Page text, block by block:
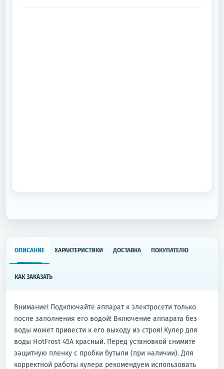
ОПИСАНИЕ ХАРАКТЕРИСТИКИ ДОСТАВКА ПОКУПАТЕЛЮ
КАК ЗАКАЗАТЬ
Внимание! Подключайте аппарат к электросети только
после заполнения его водой! Включение аппарата без
воды может привести к его выходу из строя! Кулер для
воды HotFrost 45A красный. Перед установкой снимите
защитную пленку с пробки бутыли (при наличии). Для
корректной работы кулера рекомендуем использовать